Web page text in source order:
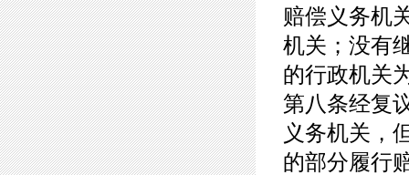
赔偿义务机
机关；没有
的行政机关
第八条经复
义务机关，
的部分履行